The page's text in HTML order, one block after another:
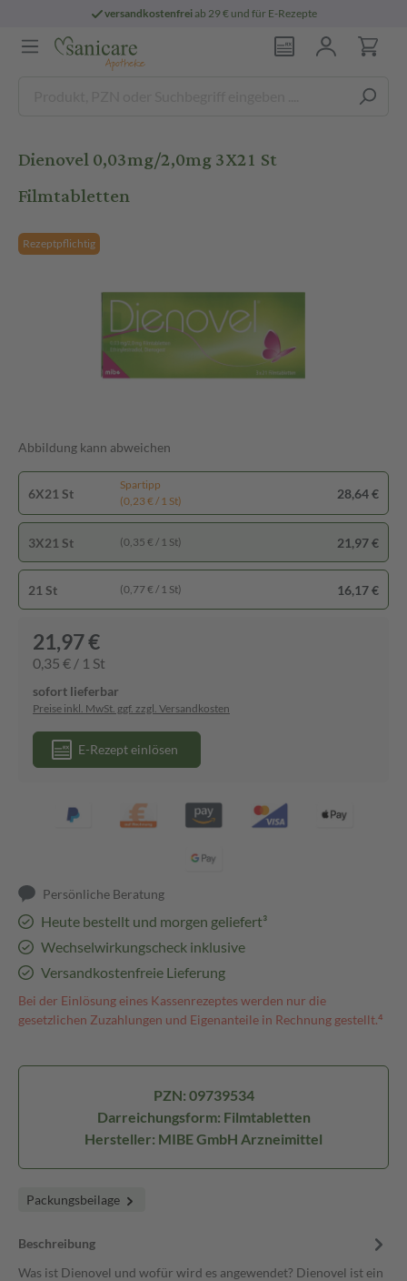
versandkostenfreiab 29 € und für E-Rezepte
Dienovel 0,03mg/2,0mg 3X21 St
Filmtabletten
Rezeptpflichtig
Abbildung kann abweichen
6X21 St
Spartipp
(0,23 € / 1 St)
28,64 €
3X21 St (0,35 € / 1 St) 21,97 €
21 St (0,77 € / 1 St) 16,17 €
21,97 €
0,35 € / 1 St
sofort lieferbar
Preise inkl. MwSt. ggf. zzgl. Versandkosten
E-Rezept einlösen
Persönliche Beratung
Heute bestellt und morgen geliefert³
Wechselwirkungscheck inklusive
Versandkostenfreie Lieferung
Bei der Einlösung eines Kassenrezeptes werden nur die
gesetzlichen Zuzahlungen und Eigenanteile in Rechnung gestellt.⁴
PZN: 09739534
Darreichungsform: Filmtabletten
Hersteller: MIBE GmbH Arzneimittel
Packungsbeilage
Beschreibung
Was ist Dienovel und wofür wird es angewendet? Dienovel ist ein